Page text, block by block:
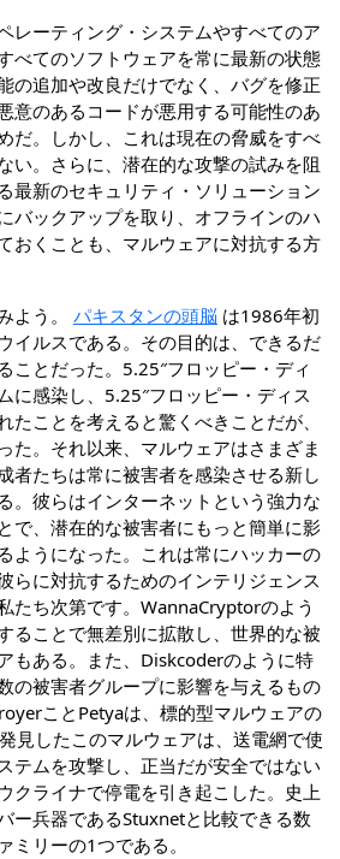
レーティング・システムやすべてのア
べてのソフトウェアを常に最新の状態
の追加や改良だけでなく、バグを修正
意のあるコードが悪用する可能性のあ
だ。しかし、これは現在の脅威をすべ
い。さらに、潜在的な攻撃の試みを阻
最新のセキュリティ・ソリューション
バックアップを取り、オフラインのハ
おくことも、マルウェアに対抗する方
よう。 パキスタンの頭脳 は1986年初
イルスである。その目的は、できるだ
ことだった。5.25″フロッピー・ディ
に感染し、5.25″フロッピー・ディス
たことを考えると驚くべきことだが、
た。それ以来、マルウェアはさまざま
者たちは常に被害者を感染させる新し
。彼らはインターネットという強力な
で、潜在的な被害者にもっと簡単に影
ようになった。これは常にハッカーの
らに対抗するためのインテリジェンス
たち次第です。WannaCryptorのよう
ることで無差別に拡散し、世界的な被
もある。また、Diskcoderのように特
の被害者グループに影響を与えるもの
ことPetyaは、標的型マルウェアの
見したこのマルウェアは、送電網で使
テムを攻撃し、正当だが安全ではない
クライナで停電を引き起こした。史上
ー兵器であるStuxnetと比較できる数
ミリーの1つである。